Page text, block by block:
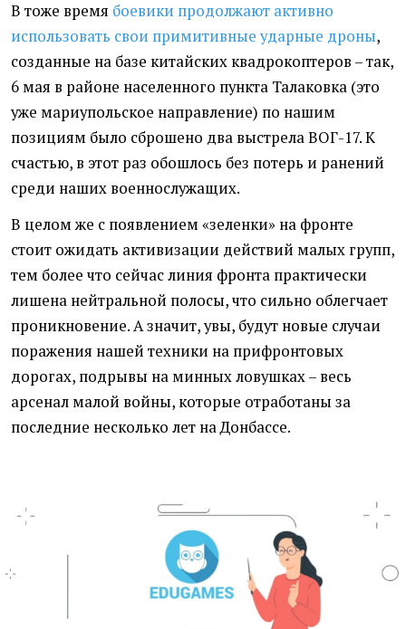
В тоже время боевики продолжают активно
использовать свои примитивные ударные дроны,
созданные на базе китайских квадрокоптеров – так,
6 мая в районе населенного пункта Талаковка (это
уже мариупольское направление) по нашим
позициям было сброшено два выстрела ВОГ-17. К
счастью, в этот раз обошлось без потерь и ранений
среди наших военнослужащих.
В целом же с появлением «зеленки» на фронте
стоит ожидать активизации действий малых групп,
тем более что сейчас линия фронта практически
лишена нейтральной полосы, что сильно облегчает
проникновение. А значит, увы, будут новые случаи
поражения нашей техники на прифронтовых
дорогах, подрывы на минных ловушках – весь
арсенал малой войны, которые отработаны за
последние несколько лет на Донбассе.